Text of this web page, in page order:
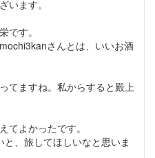
います。
です。
さんとは、いいお酒
てますね。私からすると殿上
てよかったです。
、旅してほしいなと思いま